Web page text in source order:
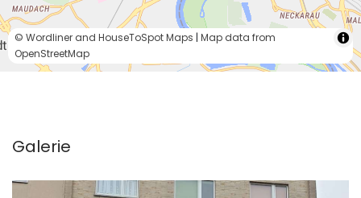
© Wordliner and HouseToSpot Maps | Map data from
OpenStreetMap
Galerie